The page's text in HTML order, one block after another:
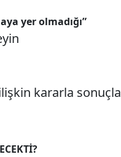
yer olmadığı”
kararla